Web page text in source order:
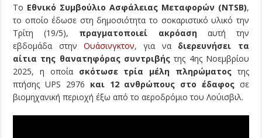
Το Εθνικό Συμβούλιο Ασφάλειας Μεταφορών (NTSB),
το οποίο έδωσε στη δημοσιότητα το σοκαριστικό υλικό την
Τρίτη (19/5), πραγματοποιεί ακρόασηαυτή την
εβδομάδα στηνΟυάσινγκτον, για να διερευνήσει τα
αίτια της θανατηφόρας συντριβής της 4ης Νοεμβρίου
2025, η οποία σκότωσε τρία μέλη πληρώματοςτης
πτήσης UPS 2976 και 12 ανθρώπους στο έδαφοςσε
βιομηχανική περιοχή έξω από το αεροδρόμιο του Λούισβιλ.